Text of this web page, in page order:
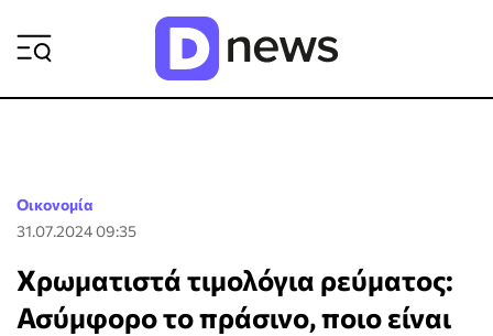
Οικονομία
31.07.2024 09:35
Χρωματιστά τιμολόγια ρεύματος:
Ασύμφορο το πράσινο, ποιο είναι